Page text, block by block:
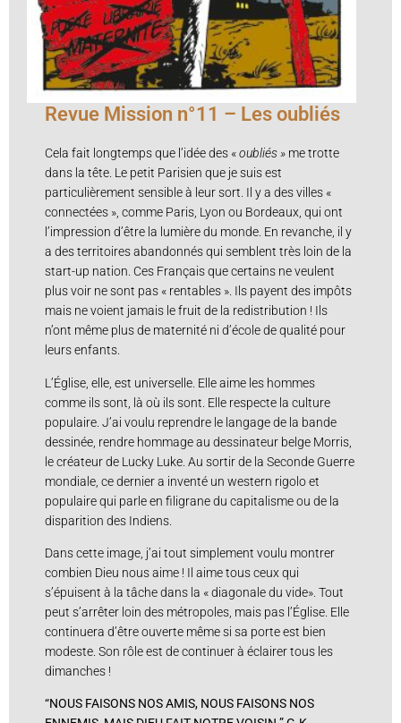
Revue Mission n°11 – Les oubliés
Cela fait longtemps que l’idée des «oubliés » me trotte
dans la tête. Le petit Parisien que je suis est
particulièrement sensible à leur sort. Il y a des villes «
connectées », comme Paris, Lyon ou Bordeaux, qui ont
l’impression d’être la lumière du monde. En revanche, il y
a des territoires abandonnés qui semblent très loin de la
start-up nation. Ces Français que certains ne veulent
plus voir ne sont pas « rentables ». Ils payent des impôts
mais ne voient jamais le fruit de la redistribution ! Ils
n’ont même plus de maternité ni d’école de qualité pour
leurs enfants.
L’Église, elle, est universelle. Elle aime les hommes
comme ils sont, là où ils sont. Elle respecte la culture
populaire. J’ai voulu reprendre le langage de la bande
dessinée, rendre hommage au dessinateur belge Morris,
le créateur de Lucky Luke. Au sortir de la Seconde Guerre
mondiale, ce dernier a inventé un western rigolo et
populaire qui parle en filigrane du capitalisme ou de la
disparition des Indiens.
Dans cette image, j’ai tout simplement voulu montrer
combien Dieu nous aime ! Il aime tous ceux qui
s’épuisent à la tâche dans la « diagonale du vide». Tout
peut s’arrêter loin des métropoles, mais pas l’Église. Elle
continuera d’être ouverte même si sa porte est bien
modeste. Son rôle est de continuer à éclairer tous les
dimanches !
“NOUS FAISONS NOS AMIS, NOUS FAISONS NOS